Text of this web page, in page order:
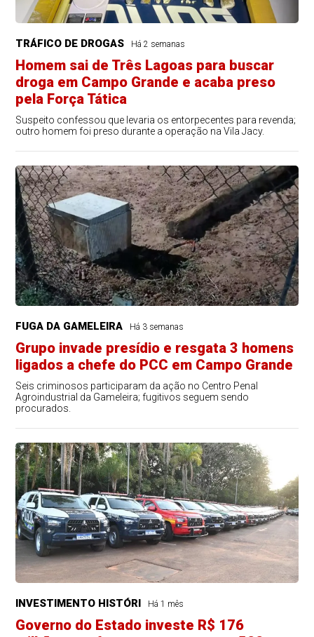
TRÁFICO DE DROGAS Há 2 semanas
Homem sai de Três Lagoas para buscar
droga em Campo Grande e acaba preso
pela Força Tática
Suspeito confessou que levaria os entorpecentes para revenda;
outro homem foi preso durante a operação na Vila Jacy.
FUGA DA GAMELEIRA Há 3 semanas
Grupo invade presídio e resgata 3 homens
ligados a chefe do PCC em Campo Grande
Seis criminosos participaram da ação no Centro Penal
Agroindustrial da Gameleira; fugitivos seguem sendo
procurados.
INVESTIMENTO HISTÓRI Há 1 mês
Governo do Estado investe R$ 176